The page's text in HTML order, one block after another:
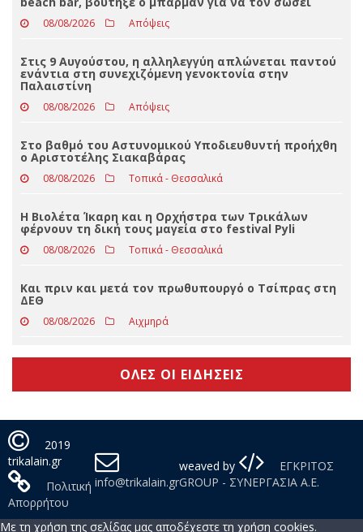
ΤΕΛΕΥΤΑΊΑ ΝΈΑ
Τραγωδία στην Πάρο: Πνίγηκε 4χρονος σε πισίνα
beach bar, βούτηξε ο μπάρμαν για να τον σώσει
08/08/2026
ενάντια στη συνεχιζόμενη γενοκτονία στην
Παλαιστίνη
08/08/2026 Απόψεις
Στο βαθμό του Αστυνομικού Υποδιευθυντή προήχθη
ο Αριστοτέλης Σιακαβάρας
08/08/2026 Τοπικά - Θεσσαλικά
Η Βιολέτα Ίκαρη και η Ορχήστρα των Τρικάλων
φέρνουν τη δική τους μαγεία στο festival Pyli
08/08/2026 Τοπικά - Θεσσαλικά
Και πριν και μετά τον πρωθυπουργό ο Τσίπρας στη
08/08/2026 Αιχμηρά
2019